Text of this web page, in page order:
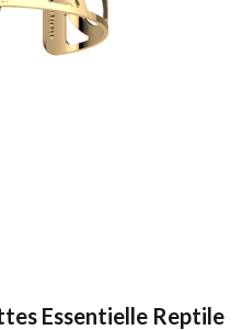
Essentielle Reptile